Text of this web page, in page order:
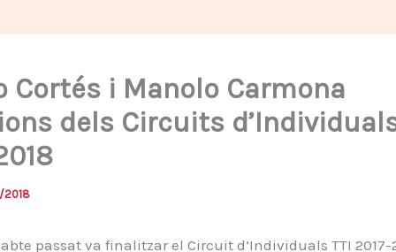
Cortés i Manolo Carmona
dels Circuits
passat va finalitzar el Circuit d’Individuals TTI 2017-